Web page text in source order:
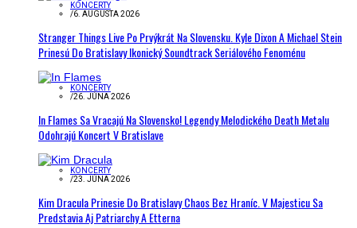
KONCERTY
/6. AUGUSTA 2026
Stranger Things Live Po Prvýkrát Na Slovensku. Kyle Dixon A Michael Stein
Prinesú Do Bratislavy Ikonický Soundtrack Seriálového Fenoménu
KONCERTY
/26. JÚNA 2026
In Flames Sa Vracajú Na Slovensko! Legendy Melodického Death Metalu
Odohrajú Koncert V Bratislave
KONCERTY
/23. JÚNA 2026
Kim Dracula Prinesie Do Bratislavy Chaos Bez Hraníc. V Majesticu Sa
Predstavia Aj Patriarchy A Etterna